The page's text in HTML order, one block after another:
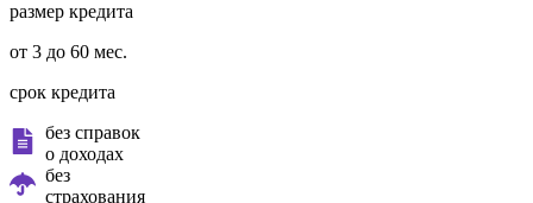
размер кредита
от 3 до 60 мес.
срок кредита
без справок
о доходах
без
страхования